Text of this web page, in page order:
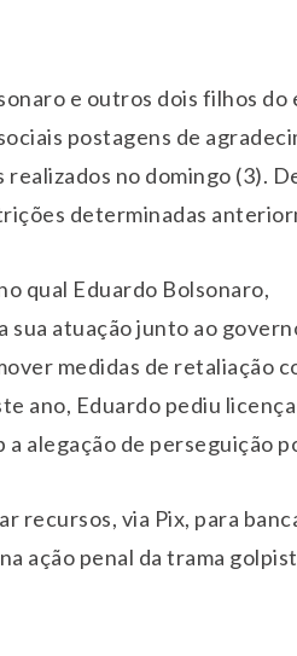
e outros dois filhos do
postagens de
no domingo (3).
determinadas
qual Eduardo Bolsonaro,
sua atuação junto ao
medidas de retaliação
ano, Eduardo pediu
alegação de perseguição
recursos, via Pix, para
ação penal da trama